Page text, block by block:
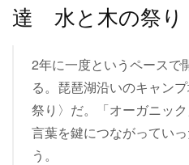
達 水と木の祭り
2年に一度というペースで
る。琵琶湖沿いのキャン
祭り〉だ。「オーガニッ
言葉を鍵につながってい
う。